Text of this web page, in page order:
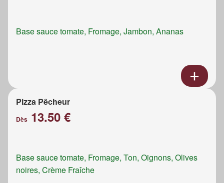
Base sauce tomate, Fromage, Jambon, Ananas
Pizza Pêcheur
Dès 13.50 €
Base sauce tomate, Fromage, Ton, Oignons, Olives
noires, Crème Fraîche